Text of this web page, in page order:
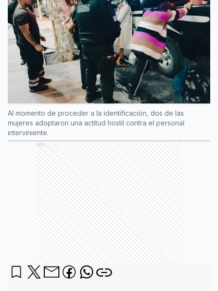
Al momento de proceder a la identificación, dos de las
mujeres adoptaron una actitud hostil contra el personal
interviniente.
Ads